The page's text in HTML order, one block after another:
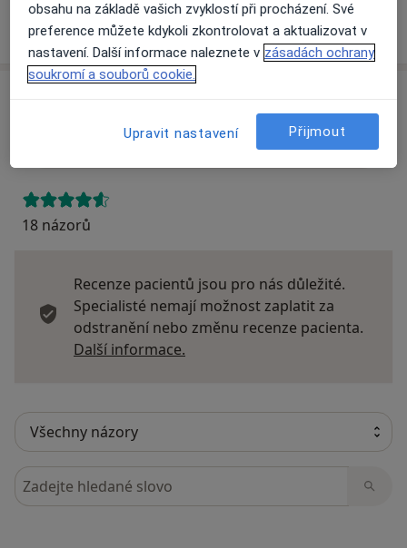
Více
o adrese
Přidejte svůj názor
18 názorů
Recenze pacientů jsou pro nás důležité.
Specialisté nemají možnost zaplatit za
odstranění nebo změnu recenze pacienta.
Další informace.
Hledejte v názorech
obsahu na základě vašich zvyklostí při procházení. Své
preference můžete kdykoli zkontrolovat a aktualizovat v
nastavení. Další informace naleznete v zásadách ochrany
soukromí a souborů cookie.
Upravit nastavení Přijmout